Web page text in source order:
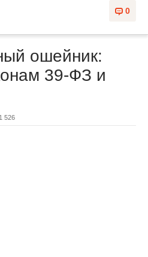
0
ошейник:
39-ФЗ и
1 526